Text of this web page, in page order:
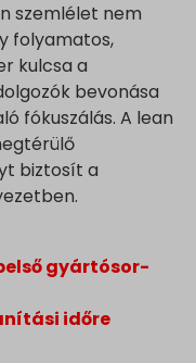
szemlélet nem
folyamatos,
kulcsa a
bevonása
fókuszálás. A lean
biztosít a
gyártósor-
időre